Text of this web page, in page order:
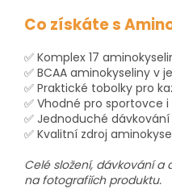
Co získáte s
✅ Komplex 17
✅ BCAA aminokyseliny v
✅ Praktické tobolky pro
✅ Vhodné pro sportovce
✅ Jednoduché dávkování
✅ Kvalitní zdroj
Celé složení, dávkování
na fotografiích produktu.